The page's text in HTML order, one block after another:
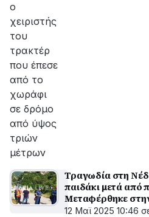
ο
χειριστής
του
τρακτέρ
που έπεσε
από το
χωράφι
σε δρόμο
από ύψος
τριών
μέτρων
Τραγωδία στη
παιδάκι μετά από
Μεταφέρθηκε
ελικόπτερο
12 Μαϊ 2025 10:46